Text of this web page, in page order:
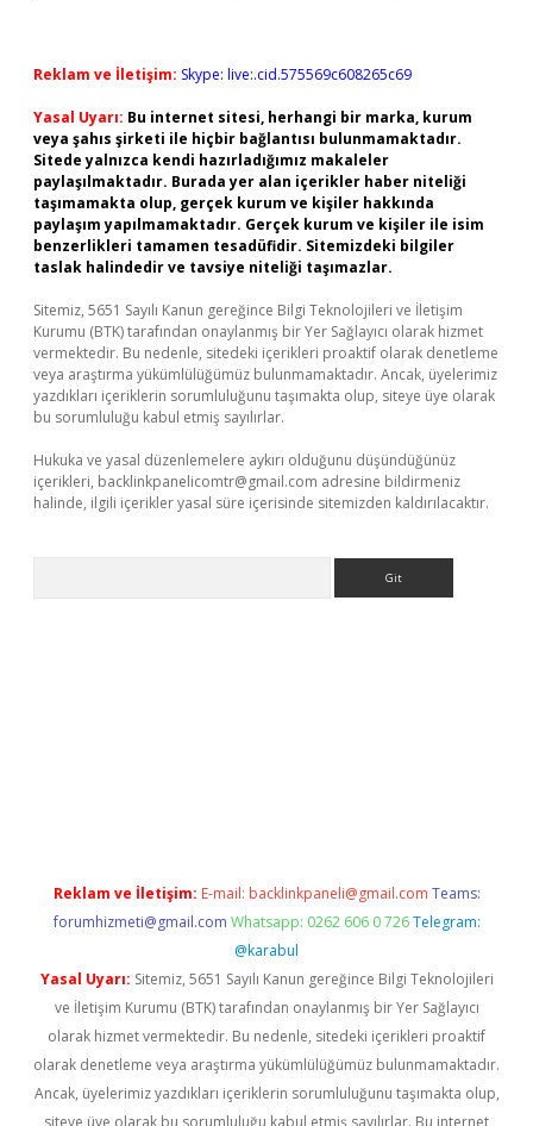
Reklam ve İletişim: Skype: live:.cid.575569c608265c69
Yasal Uyarı: Bu internet sitesi, herhangi bir marka, kurum
veya şahıs şirketi ile hiçbir bağlantısı bulunmamaktadır.
Sitede yalnızca kendi hazırladığımız makaleler
paylaşılmaktadır. Burada yer alan içerikler haber niteliği
taşımamakta olup, gerçek kurum ve kişiler hakkında
paylaşım yapılmamaktadır. Gerçek kurum ve kişiler ile isim
benzerlikleri tamamen tesadüfidir. Sitemizdeki bilgiler
taslak halindedir ve tavsiye niteliği taşımazlar.
Sitemiz, 5651 Sayılı Kanun gereğince Bilgi Teknolojileri ve İletişim
Kurumu (BTK) tarafından onaylanmış bir Yer Sağlayıcı olarak hizmet
vermektedir. Bu nedenle, sitedeki içerikleri proaktif olarak denetleme
veya araştırma yükümlülüğümüz bulunmamaktadır. Ancak, üyelerimiz
yazdıkları içeriklerin sorumluluğunu taşımakta olup, siteye üye olarak
bu sorumluluğu kabul etmiş sayılırlar.
Hukuka ve yasal düzenlemelere aykırı olduğunu düşündüğünüz
içerikleri, backlinkpanelicomtr@gmail.com adresine bildirmeniz
halinde, ilgili içerikler yasal süre içerisinde sitemizden kaldırılacaktır.
Reklam ve İletişim: E-mail: backlinkpaneli@gmail.com Teams:
forumhizmeti@gmail.com Whatsapp: 0262 606 0 726 Telegram:
@karabul
Yasal Uyarı: Sitemiz, 5651 Sayılı Kanun gereğince Bilgi Teknolojileri
ve İletişim Kurumu (BTK) tarafından onaylanmış bir Yer Sağlayıcı
olarak hizmet vermektedir. Bu nedenle, sitedeki içerikleri proaktif
olarak denetleme veya araştırma yükümlülüğümüz bulunmamaktadır.
Ancak, üyelerimiz yazdıkları içeriklerin sorumluluğunu taşımakta olup,
siteye üye olarak bu sorumluluğu kabul etmiş sayılırlar. Bu internet